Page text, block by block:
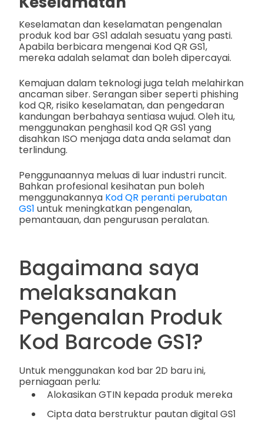
Keselamatan dan keselamatan pengenalan
produk kod bar GS1 adalah sesuatu yang pasti.
Apabila berbicara mengenai Kod QR GS1,
mereka adalah selamat dan boleh dipercayai.
Kemajuan dalam teknologi juga telah melahirkan
ancaman siber. Serangan siber seperti phishing
kod QR, risiko keselamatan, dan pengedaran
kandungan berbahaya sentiasa wujud. Oleh itu,
menggunakan penghasil kod QR GS1 yang
disahkan ISO menjaga data anda selamat dan
terlindung.
Penggunaannya meluas di luar industri runcit.
Bahkan profesional kesihatan pun boleh
menggunakannya Kod QR peranti perubatan
GS1 untuk meningkatkan pengenalan,
pemantauan, dan pengurusan peralatan.
Bagaimana saya
melaksanakan
Pengenalan Produk
Kod Barcode GS1?
Untuk menggunakan kod bar 2D baru ini,
perniagaan perlu:
Alokasikan GTIN kepada produk mereka
Cipta data berstruktur pautan digital GS1